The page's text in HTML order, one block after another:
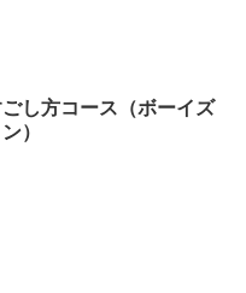
し方コース（ボーイズ
）